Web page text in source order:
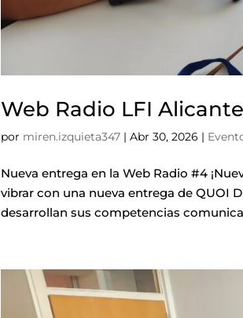
Web Radio LFI
por miren.izquieta347 |Abr 30, 2026 |
Nueva entrega en la Web Radio #4
vibrar con una nueva entrega de QUOI
desarrollan sus competencias